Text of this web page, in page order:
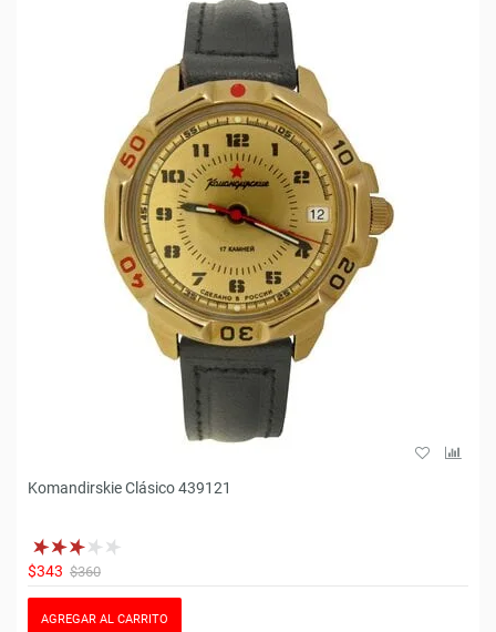
Komandirskie Clásico 439121
$343 $360
AGREGAR AL CARRITO